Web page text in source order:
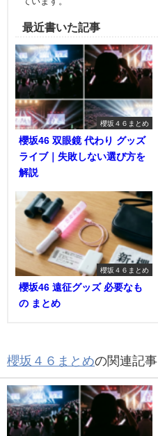
最近書いた記事
櫻坂４６まとめ
櫻坂46 双眼鏡 代わり グッズ
ライブ｜失敗しない選び方を
解説
櫻坂４６まとめ
櫻坂46 遠征グッズ 必要なも
の まとめ
櫻坂４６まとめの関連記事